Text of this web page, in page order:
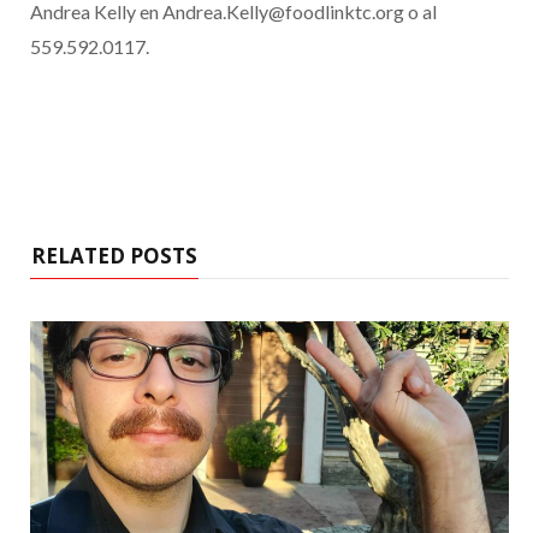
Andrea Kelly en Andrea.Kelly@foodlinktc.org o al
559.592.0117.
RELATED POSTS